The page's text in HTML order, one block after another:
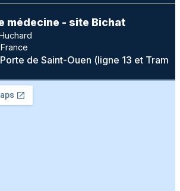
médecine - site Bichat
de Saint-Ouen (ligne 13 et Tram